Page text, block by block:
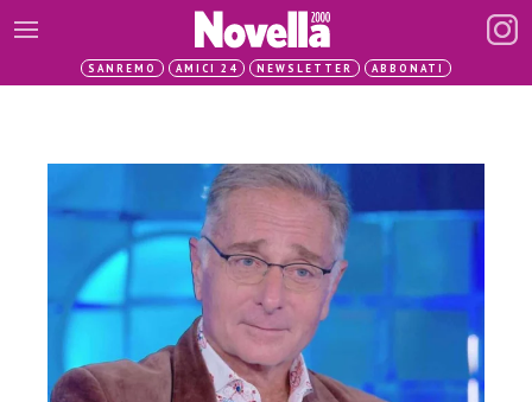
SANREMO AMICI 24 NEWSLETTER ABBONATI